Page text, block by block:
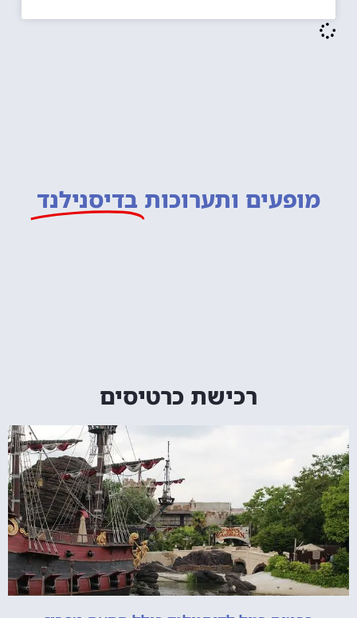
מופעים ותערוכות בדיסנילנד
רכישת כרטיסים